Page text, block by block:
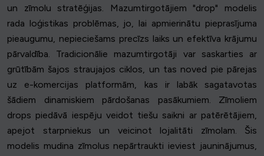
un zīmolu stratēģijas. Mazumtirgotājiem "drop" modelis
rada loģistikas problēmas, jo, lai apmierinātu pieprasījuma
pieaugumu, nepieciešams precīzs laiks un efektīva krājumu
pārvaldība. Tradicionālie mazumtirgotāji var saskarties ar
grūtībām šajos straujajos ciklos, un tas noved pie pārejas
uz e-komercijas platformām, kas ir labāk sagatavotas
šādiem dinamiskiem pārdošanas pasākumiem. Zīmoliem
drops piedāvā iespēju veidot tiešu saikni ar patērētājiem,
apejot starpniekus un veicinot lojalitāti zīmolam. Šis
modelis mudina zīmolus nepārtraukti ieviest jauninājumus,